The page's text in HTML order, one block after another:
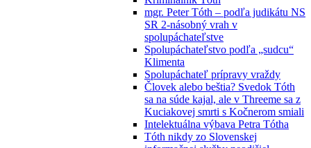
mgr. Peter Tóth – podľa judikátu NS
SR 2-násobný vrah v
spolupáchateľstve
Spolupáchateľstvo podľa „sudcu“
Klimenta
Spolupáchateľ prípravy vraždy
Človek alebo beštia? Svedok Tóth
sa na súde kajal, ale v Threeme sa z
Kuciakovej smrti s Kočnerom smiali
Intelektuálna výbava Petra Tótha
Tóth nikdy zo Slovenskej